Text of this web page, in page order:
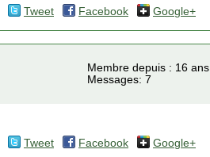
Tweet Facebook Google+
Membre depuis : 16 ans
Messages: 7
Tweet Facebook Google+